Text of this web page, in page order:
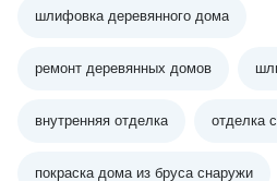
шлифовка деревянного дома
ремонт деревянных домов
внутренняя отделка отделка
покраска дома из бруса снаружи